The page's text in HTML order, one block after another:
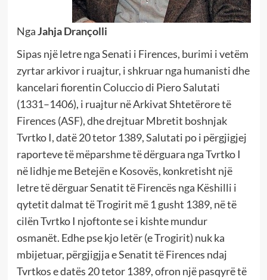
NgaJahja Drançolli
Sipas një letre nga Senati i Firences, burimi i vetëm
zyrtar arkivor i ruajtur, i shkruar nga humanisti dhe
kancelari fiorentin Coluccio di Piero Salutati
(1331–1406), i ruajtur në Arkivat Shtetërore të
Firences (ASF), dhe drejtuar Mbretit boshnjak
Tvrtko I, datë 20 tetor 1389, Salutati po i përgjigjej
raporteve të mëparshme të dërguara nga Tvrtko I
në lidhje me Betejën e Kosovës, konkretisht një
letre të dërguar Senatit të Firencës nga Këshilli i
qytetit dalmat të Trogirit më 1 gusht 1389, në të
cilën Tvrtko I njoftonte se i kishte mundur
osmanët. Edhe pse kjo letër (e Trogirit) nuk ka
mbijetuar, përgjigjja e Senatit të Firences ndaj
Tvrtkos e datës 20 tetor 1389, ofron një pasqyrë të